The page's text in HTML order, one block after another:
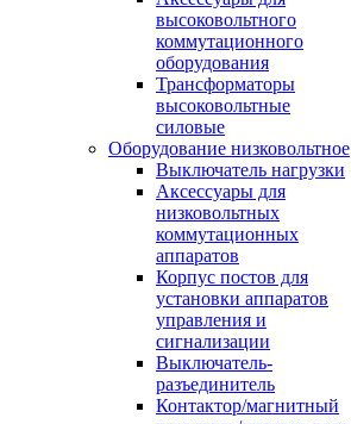
высоковольтного
коммутационного
оборудования
Трансформаторы
высоковольтные
силовые
Оборудование низковольтное
Выключатель нагрузки
Аксессуары для
низковольтных
коммутационных
аппаратов
Корпус постов для
установки аппаратов
управления и
сигнализации
Выключатель-
разъединитель
Контактор/магнитный